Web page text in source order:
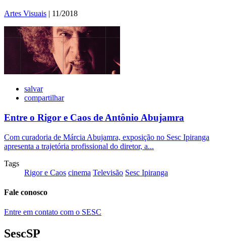
Artes Visuais | 11/2018
salvar
compartilhar
Entre o Rigor e Caos de Antônio Abujamra
Com curadoria de Márcia Abujamra, exposição no Sesc Ipiranga
apresenta a trajetória profissional do diretor, a...
Tags
Rigor e Caos cinema Televisão Sesc Ipiranga
Fale conosco
Entre em contato com o SESC
SescSP